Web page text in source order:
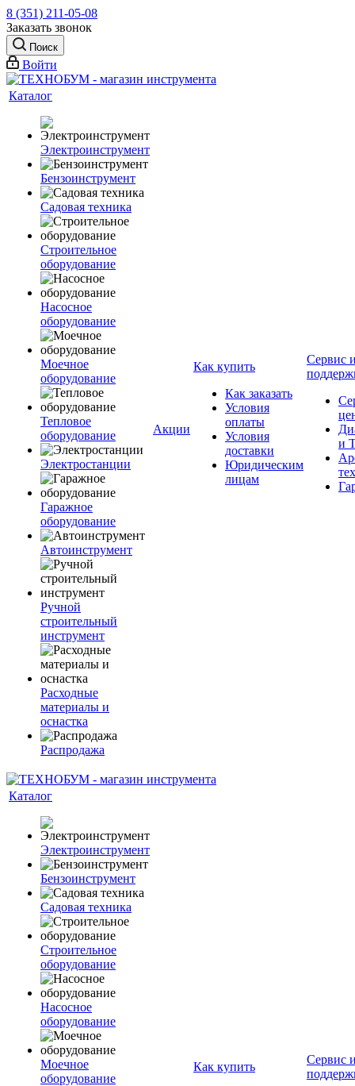
8 (351) 211-05-08
Заказать звонок
Поиск
Войти
Каталог
Электроинструмент
Бензоинструмент
Садовая техника
Строительное
оборудование
Насосное
оборудование
Моечное
оборудование
Тепловое
оборудование
Электростанции
Гаражное
оборудование
Автоинструмент
Ручной
строительный
инструмент
Расходные
материалы и
оснастка
Распродажа
Акции
Как купить
Как заказать
Условия
оплаты
Условия
доставки
Юридическим
лицам
Сервис
и
Каталог
Электроинструмент
Бензоинструмент
Садовая техника
Строительное
оборудование
Насосное
оборудование
Моечное
оборудование
Как купить
Сервис